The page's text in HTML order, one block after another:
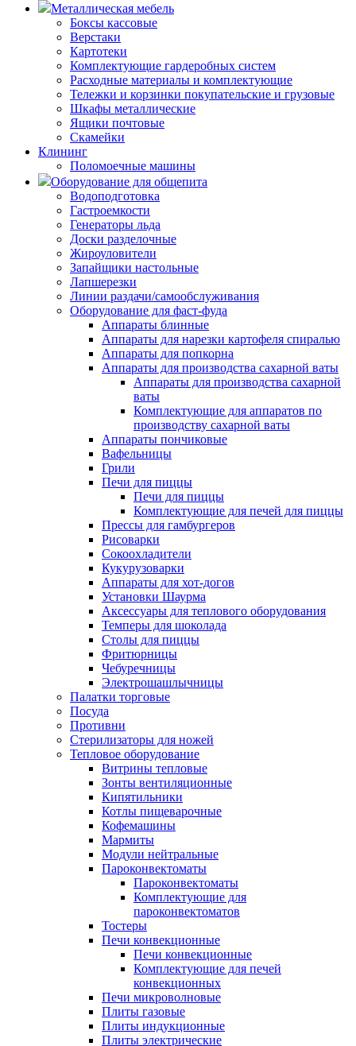
Металлическая мебель
Боксы кассовые
Верстаки
Картотеки
Комплектующие гардеробных систем
Расходные материалы и комплектующие
Тележки и корзинки покупательские и грузовые
Шкафы металлические
Ящики почтовые
Скамейки
Клининг
Поломоечные машины
Оборудование для общепита
Водоподготовка
Гастроемкости
Генераторы льда
Доски разделочные
Жироуловители
Запайщики настольные
Лапшерезки
Линии раздачи/самообслуживания
Оборудование для фаст-фуда
Аппараты блинные
Аппараты для нарезки картофеля спиралью
Аппараты для попкорна
Аппараты для производства сахарной ваты
Аппараты для производства сахарной
ваты
Комплектующие для аппаратов по
производству сахарной ваты
Аппараты пончиковые
Вафельницы
Грили
Печи для пиццы
Печи для пиццы
Комплектующие для печей для пиццы
Прессы для гамбургеров
Рисоварки
Сокоохладители
Кукурузоварки
Аппараты для хот-догов
Установки Шаурма
Аксессуары для теплового оборудования
Темперы для шоколада
Столы для пиццы
Фритюрницы
Чебуречницы
Электрошашлычницы
Палатки торговые
Посуда
Противни
Стерилизаторы для ножей
Тепловое оборудование
Витрины тепловые
Зонты вентиляционные
Кипятильники
Котлы пищеварочные
Кофемашины
Мармиты
Модули нейтральные
Пароконвектоматы
Пароконвектоматы
Комплектующие для
пароконвектоматов
Тостеры
Печи конвекционные
Печи конвекционные
Комплектующие для печей
конвекционных
Печи микроволновые
Плиты газовые
Плиты индукционные
Плиты электрические